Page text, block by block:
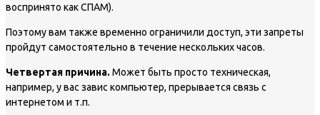
воспринято как СПАМ).
Поэтому вам также временно ограничили доступ, эти запреты
пройдут самостоятельно в течение нескольких часов.
Четвертая причина. Может быть просто техническая,
например, у вас завис компьютер, прерывается связь с
интернетом и т.п.